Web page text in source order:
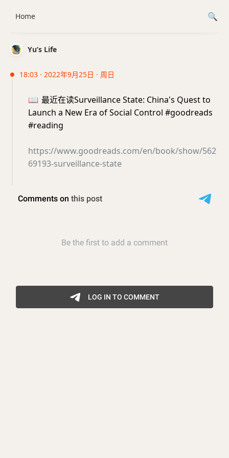
Yu’s Life
18:03 · 2022年9月25日 · 周日
📖 最近在读Surveillance State: China's Quest to
Launch a New Era of Social Control #goodreads
#reading
https://www.goodreads.com/en/book/show/562
69193-surveillance-state
Home